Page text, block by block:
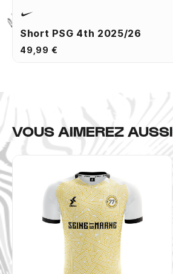
Short PSG 4th 2025/26
49,99 €
VOUS AIMEREZ AUSSI